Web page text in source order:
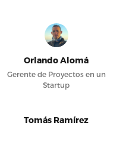
Orlando Alomá
Gerente de Proyectos en un
Startup
Tomás Ramírez